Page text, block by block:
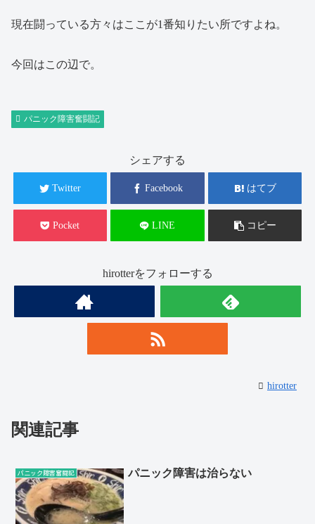
現在闘っている方々はここが1番知りたい所ですよね。
今回はこの辺で。
パニック障害奮闘記
シェアする
Twitter Facebook はてブ
Pocket LINE コピー
hirotterをフォローする
hirotter
関連記事
パニック障害奮闘記 パニック障害は治らない